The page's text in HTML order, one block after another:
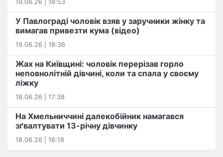
19.06.26 | 18:53
У Павлограді чоловік взяв у заручники жінку та
вимагав привезти кума (відео)
19.06.26 | 18:36
Жах на Київщині: чоловік перерізав горло
неповнолітній дівчині, коли та спала у своєму
ліжку
18.06.26 | 17:38
На Хмельниччині далекобійник намагався
зґвалтувати 13-річну дівчинку
18.06.26 | 16:18